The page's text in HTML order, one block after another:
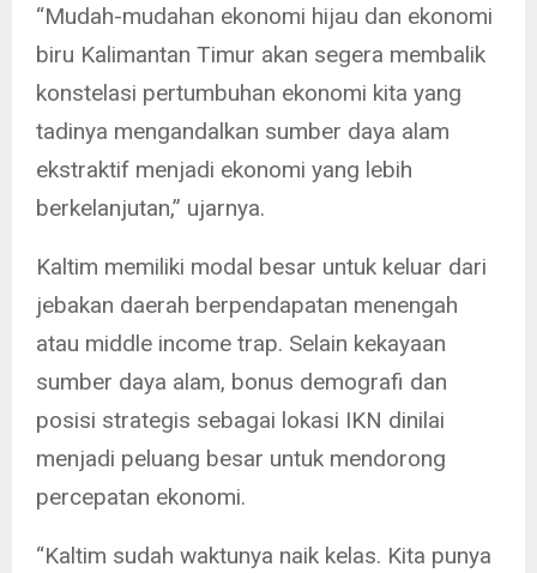
“Mudah-mudahan ekonomi hijau dan ekonomi
biru Kalimantan Timur akan segera membalik
konstelasi pertumbuhan ekonomi kita yang
tadinya mengandalkan sumber daya alam
ekstraktif menjadi ekonomi yang lebih
berkelanjutan,” ujarnya.
Kaltim memiliki modal besar untuk keluar dari
jebakan daerah berpendapatan menengah
atau middle income trap. Selain kekayaan
sumber daya alam, bonus demografi dan
posisi strategis sebagai lokasi IKN dinilai
menjadi peluang besar untuk mendorong
percepatan ekonomi.
“Kaltim sudah waktunya naik kelas. Kita punya